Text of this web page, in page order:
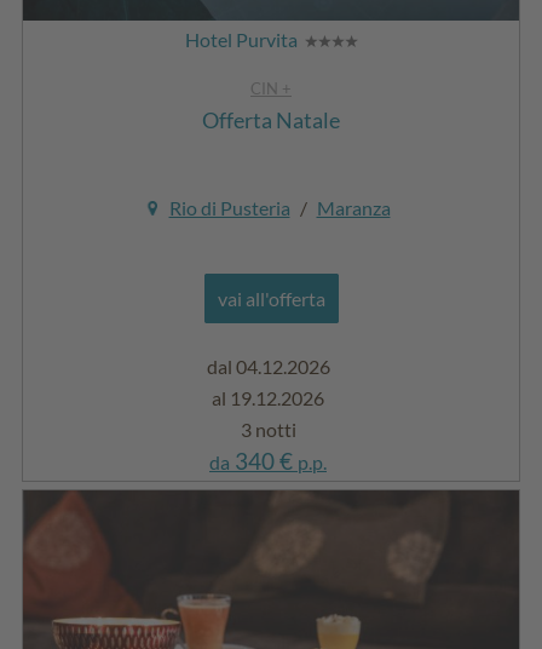
Hotel Purvita
CIN +
Offerta Natale
Rio di Pusteria / Maranza
vai all'offerta
dal 04.12.2026
al 19.12.2026
3 notti
da 340 € p.p.